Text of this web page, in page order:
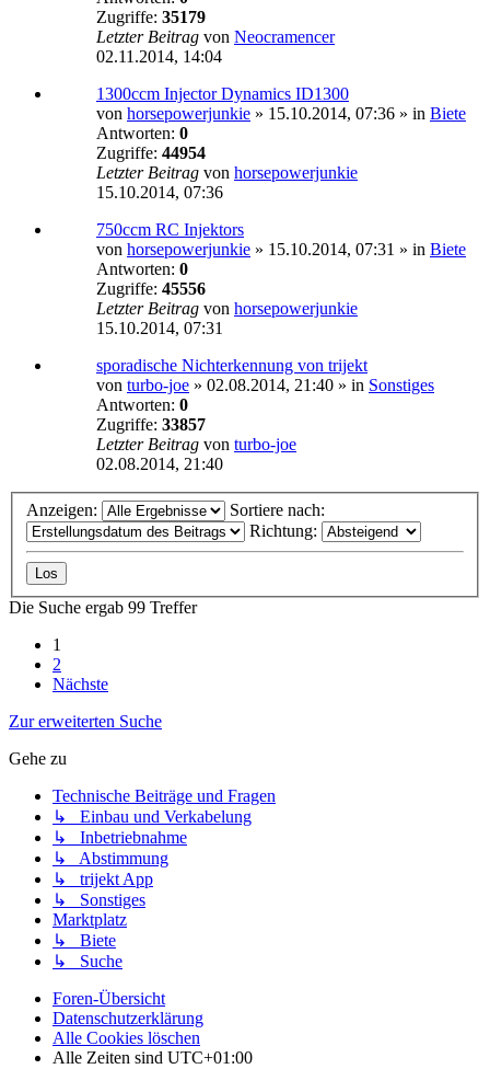
Zugriffe: 35179
Letzter Beitrag von Neocramencer
02.11.2014, 14:04
1300ccm Injector Dynamics ID1300
von horsepowerjunkie » 15.10.2014, 07:36 » in Biete
Antworten: 0
Zugriffe: 44954
Letzter Beitrag von horsepowerjunkie
15.10.2014, 07:36
750ccm RC Injektors
von horsepowerjunkie » 15.10.2014, 07:31 » in Biete
Antworten: 0
Zugriffe: 45556
Letzter Beitrag von horsepowerjunkie
15.10.2014, 07:31
sporadische Nichterkennung von trijekt
von turbo-joe » 02.08.2014, 21:40 » in Sonstiges
Antworten: 0
Zugriffe: 33857
Letzter Beitrag von turbo-joe
02.08.2014, 21:40
Anzeigen:
Sortiere nach:
Richtung:
Die Suche ergab 99 Treffer
1
2
Nächste
Zur erweiterten Suche
Gehe zu
Technische Beiträge und Fragen
↳ Einbau und Verkabelung
↳ Inbetriebnahme
↳ Abstimmung
↳ trijekt App
↳ Sonstiges
Marktplatz
↳ Biete
↳ Suche
Foren-Übersicht
Datenschutzerklärung
Alle Cookies löschen
Alle Zeiten sind UTC+01:00